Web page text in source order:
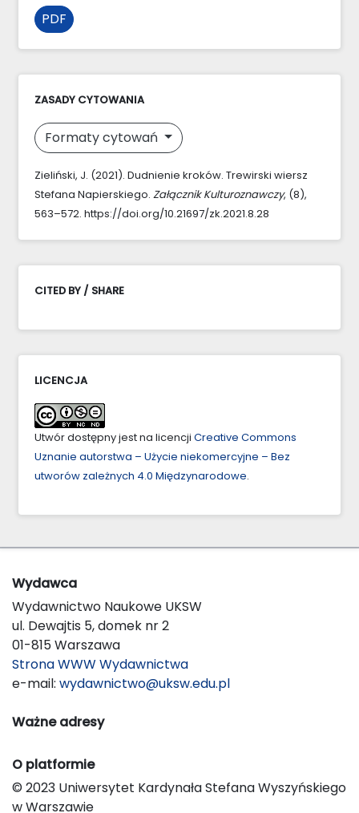
PDF
ZASADY CYTOWANIA
Formaty cytowań
Zieliński, J. (2021). Dudnienie kroków. Trewirski wiersz
Stefana Napierskiego. Załącznik Kulturoznawczy, (8),
563–572. https://doi.org/10.21697/zk.2021.8.28
CITED BY / SHARE
LICENCJA
Utwór dostępny jest na licencji Creative Commons
Uznanie autorstwa – Użycie niekomercyjne – Bez
utworów zależnych 4.0 Międzynarodowe.
Wydawca
Wydawnictwo Naukowe UKSW
ul. Dewajtis 5, domek nr 2
01-815 Warszawa
Strona WWW Wydawnictwa
e-mail: wydawnictwo@uksw.edu.pl
Ważne adresy
O platformie
© 2023 Uniwersytet Kardynała Stefana Wyszyńskiego
w Warszawie